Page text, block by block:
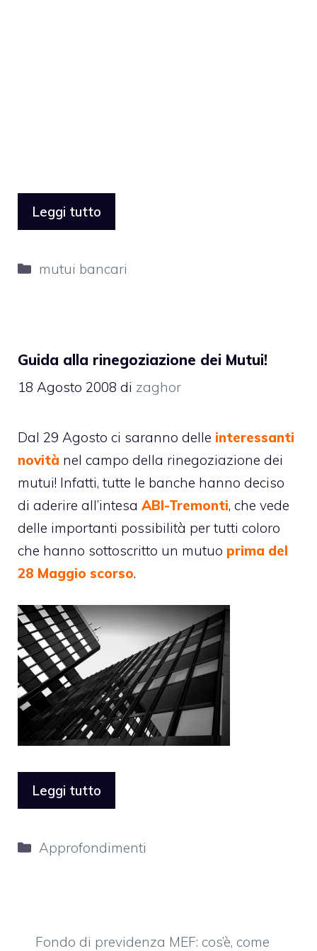
Leggi tutto
Categorie
mutui bancari
Guida alla rinegoziazione dei Mutui!
18 Agosto 2008 di zaghor
Dal 29 Agosto ci saranno delle interessanti
novità nel campo della rinegoziazione dei
mutui! Infatti, tutte le banche hanno deciso
di aderire all’intesa ABI-Tremonti, che vede
delle importanti possibilità per tutti coloro
che hanno sottoscritto un mutuo prima del
28 Maggio scorso.
Leggi tutto
Categorie
Approfondimenti
Fondo di previdenza MEF: cos’è, come